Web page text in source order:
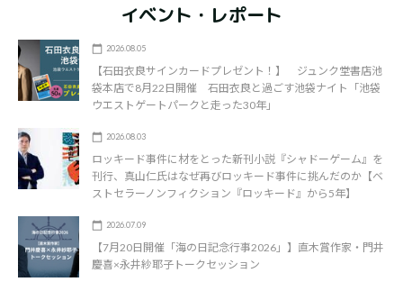
イベント・レポート
2026.08.05
【石田衣良サインカードプレゼント！】 ジュンク堂書店池
袋本店で8月22日開催 石田衣良と過ごす池袋ナイト「池袋
ウエストゲートパークと走った30年」
2026.08.03
ロッキード事件に材をとった新刊小説『シャドーゲーム』を
刊行、真山仁氏はなぜ再びロッキード事件に挑んだのか【ベ
ストセラーノンフィクション『ロッキード』から5年】
2026.07.09
【7月20日開催「海の日記念行事2026」】直木賞作家・門井
慶喜×永井紗耶子トークセッション